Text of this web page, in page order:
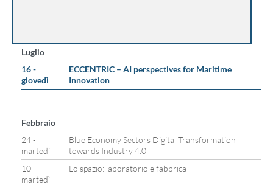
Luglio
16 -
giovedì
ECCENTRIC – AI perspectives for Maritime
Innovation
Febbraio
24 -
martedì
Blue Economy Sectors Digital Transformation
towards Industry 4.0
10 -
martedì
Lo spazio: laboratorio e fabbrica